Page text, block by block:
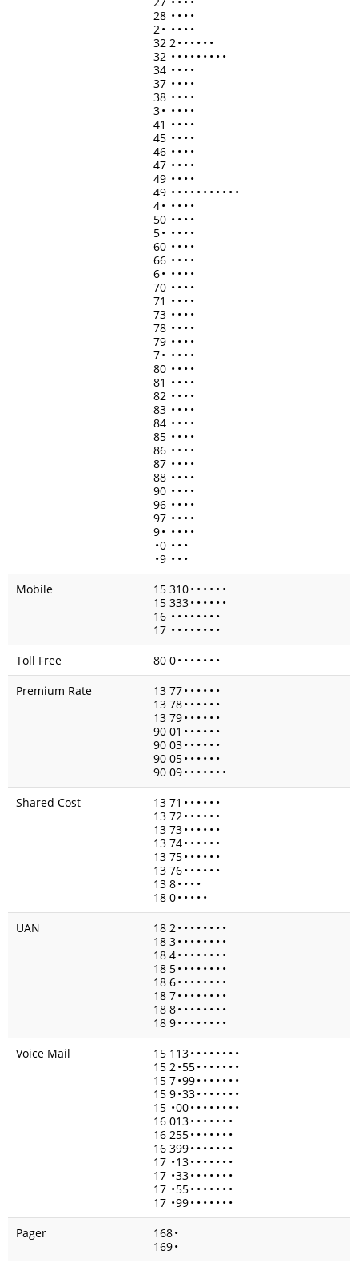
28 • • • •
2• • • • •
32 2• • • • • •
32 • • • • • • • • •
34 • • • •
37 • • • •
38 • • • •
3• • • • •
41 • • • •
45 • • • •
46 • • • •
47 • • • •
49 • • • •
49 • • • • • • • • • • •
4• • • • •
50 • • • •
5• • • • •
60 • • • •
66 • • • •
6• • • • •
70 • • • •
71 • • • •
73 • • • •
78 • • • •
79 • • • •
7• • • • •
80 • • • •
81 • • • •
82 • • • •
83 • • • •
84 • • • •
85 • • • •
86 • • • •
87 • • • •
88 • • • •
90 • • • •
96 • • • •
97 • • • •
9• • • • •
•0 • • •
•9 • • •
Mobile
15 310• • • • • •
15 333• • • • • •
16 • • • • • • • •
17 • • • • • • • •
Toll Free
80 0• • • • • • •
Premium Rate
13 77• • • • • •
13 78• • • • • •
13 79• • • • • •
90 01 • • • • • •
90 03• • • • • •
90 05• • • • • •
90 09• • • • • • •
Shared Cost
13 71 • • • • • •
13 72• • • • • •
13 73• • • • • •
13 74• • • • • •
13 75• • • • • •
13 76• • • • • •
13 8• • • •
18 0• • • • •
UAN
18 2• • • • • • • •
18 3• • • • • • • •
18 4• • • • • • • •
18 5• • • • • • • •
18 6• • • • • • • •
18 7• • • • • • • •
18 8• • • • • • • •
18 9• • • • • • • •
Voice Mail
15 113• • • • • • • •
15 2•55• • • • • • •
15 7•99• • • • • • •
15 9•33• • • • • • •
15 •00• • • • • • • •
16 013• • • • • • •
16 255• • • • • • •
16 399• • • • • • •
17 •13• • • • • • •
17 •33• • • • • • •
17 •55• • • • • • •
17 •99• • • • • • •
Pager
168•
169•